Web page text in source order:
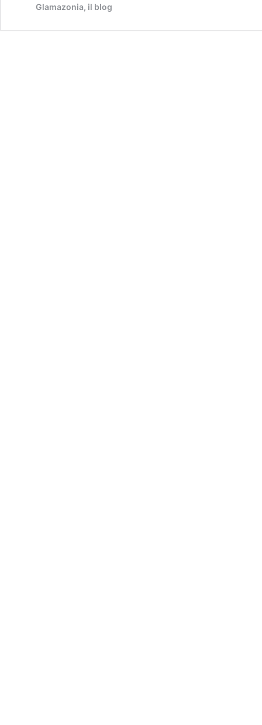
Glamazonia, il blog